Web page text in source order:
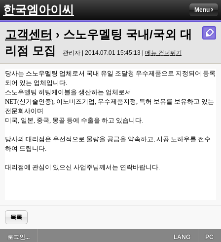
한국엠아이씨 Menu
고객센터 › 스노우멜팅 국내/국외 대
리점 모집
관리자 | 2014.07.01 15:45:13 | 메뉴 건너뛰기
당사는 스노우멜팅 업체로서 국내 유일 조달청 우수제품으로 지정되어 등록
되어 있는 업체입니다.
스노우멜팅 히팅케이블을 생산하는 업체로서
NET(신기술인증), 이노비즈기업, 우수제품지정, 특허 보유를 보유하고 있는
전문회사이며
미국, 일본, 중국, 몽골 등에 수출을 하고 있습니다.
당사의 대리점은 우선적으로 물량을 공급을 약속하고, 시공 노하우를 전수
하여 드립니다.
대리점에 관심이 있으신 사업주님께서는 연락바랍니다.
목록
로그인... PC
LANG